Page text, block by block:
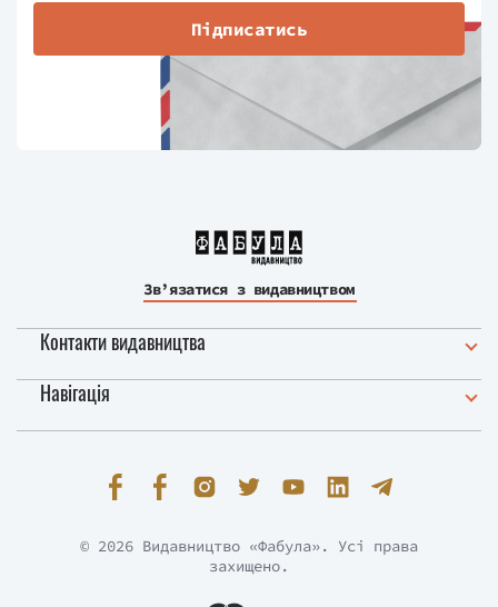
Підписатись
Зв’язатися з видавництвом
Контакти видавництва
Навігація
© 2026 Видавництво «Фабула». Усі права
захищено.